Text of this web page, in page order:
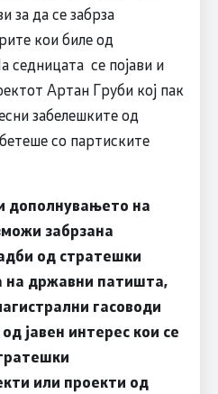
за да се забрза
кои биле од
седницата се појави и
Артан Груби кој пак
забелешките од
со партиските
дополнувањето на
забрзана
од стратешки
на државни патишта,
гасоводи
јавен интерес кои се
или проекти од